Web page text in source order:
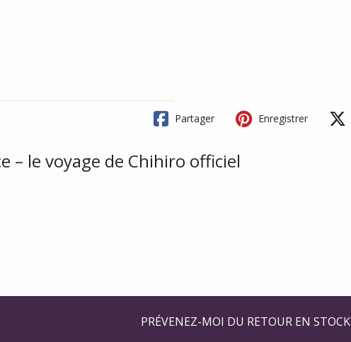
Partager Enregistrer
– le voyage de Chihiro officiel
PRÉVENEZ-MOI DU RETOUR EN STOCK